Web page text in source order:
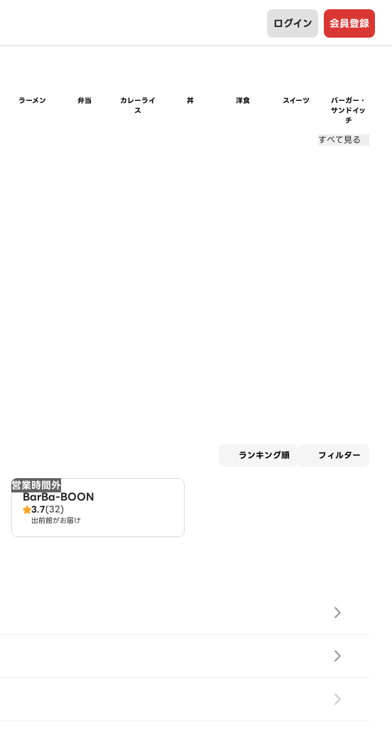
ログイン 会員登録
ラーメン 弁当
カレーライ
ス
丼 洋食 スイーツ
バーガー・
サンドイッ
チ
すべて見る
ランキング順 フィルター
営業時間外
BarBa-BOON
3.7(32)
出前館がお届け